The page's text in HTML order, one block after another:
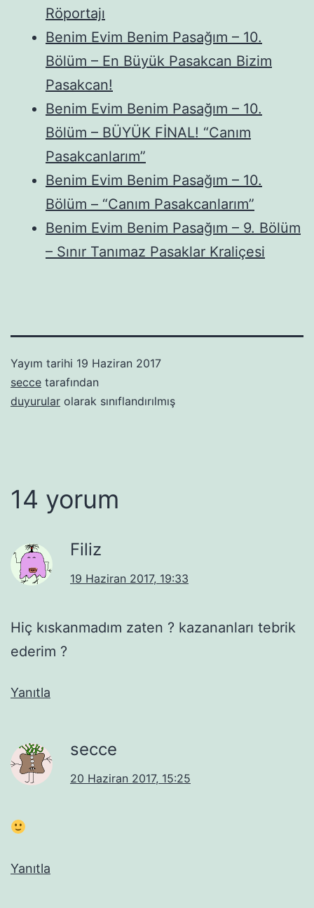
Röportajı
Benim Evim Benim Pasağım – 10.
Bölüm – En Büyük Pasakcan Bizim
Pasakcan!
Benim Evim Benim Pasağım – 10.
Bölüm – BÜYÜK FİNAL! “Canım
Pasakcanlarım”
Benim Evim Benim Pasağım – 10.
Bölüm – “Canım Pasakcanlarım”
Benim Evim Benim Pasağım – 9. Bölüm
– Sınır Tanımaz Pasaklar Kraliçesi
Yayım tarihi 19 Haziran 2017
secce tarafından
duyurular olarak sınıflandırılmış
14 yorum
Filiz
19 Haziran 2017, 19:33
Hiç kıskanmadım zaten ? kazananları tebrik
ederim ?
Yanıtla
secce
20 Haziran 2017, 15:25
Yanıtla